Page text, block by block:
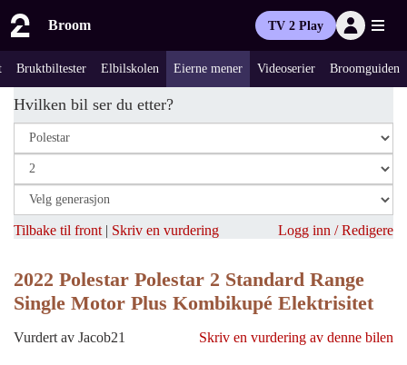
Broom TV 2 Play
Bruktbiltester Elbilskolen Eierne mener Videoserier Broomguiden
Hvilken bil ser du etter?
Tilbake til front | Skriv en vurdering Logg inn / Redigere
2022 Polestar Polestar 2 Standard Range
Single Motor Plus Kombikupé Elektrisitet
Vurdert av Jacob21 Skriv en vurdering av denne bilen